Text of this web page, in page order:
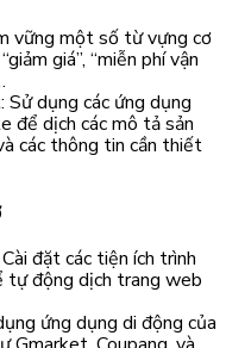
vững một số từ vựng cơ
giá”, “miễn phí vận
: Sử dụng các ứng dụng
để dịch các mô tả sản
các thông tin cần thiết
đặt các tiện ích trình
động dịch trang web
ứng dụng di động của